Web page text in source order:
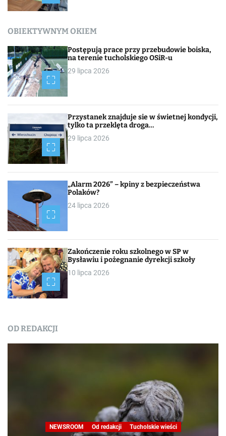
OBIEKTYWNYM OKIEM
Postępują prace przy przebudowie boiska,
na terenie tucholskiego OSiR-u
29 lipca 2026
Przystanek znajduje sie w świetnej kondycji,
tylko ta przeklęta droga…
29 lipca 2026
„Alarm 2026” – kpiny z bezpieczeństwa
Polaków?
24 lipca 2026
Zakończenie roku szkolnego w SP w
Bysławiu i pożegnanie dyrekcji szkoły
10 lipca 2026
OD REDAKCJI
W obiektywie TOKiS-u
Podróże małe i duże. Ścieżka
przyrodniczo-dydaktyczna
„Jelenia Wyspa”